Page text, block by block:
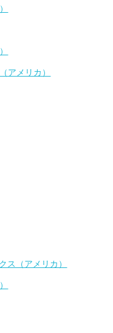
アメリカ）
ス（アメリカ）